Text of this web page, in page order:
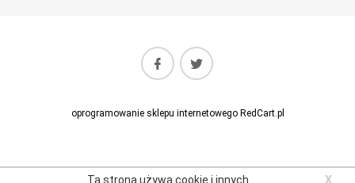
oprogramowanie sklepu internetowegoRedCart.pl
Ta strona używa cookie i innych X